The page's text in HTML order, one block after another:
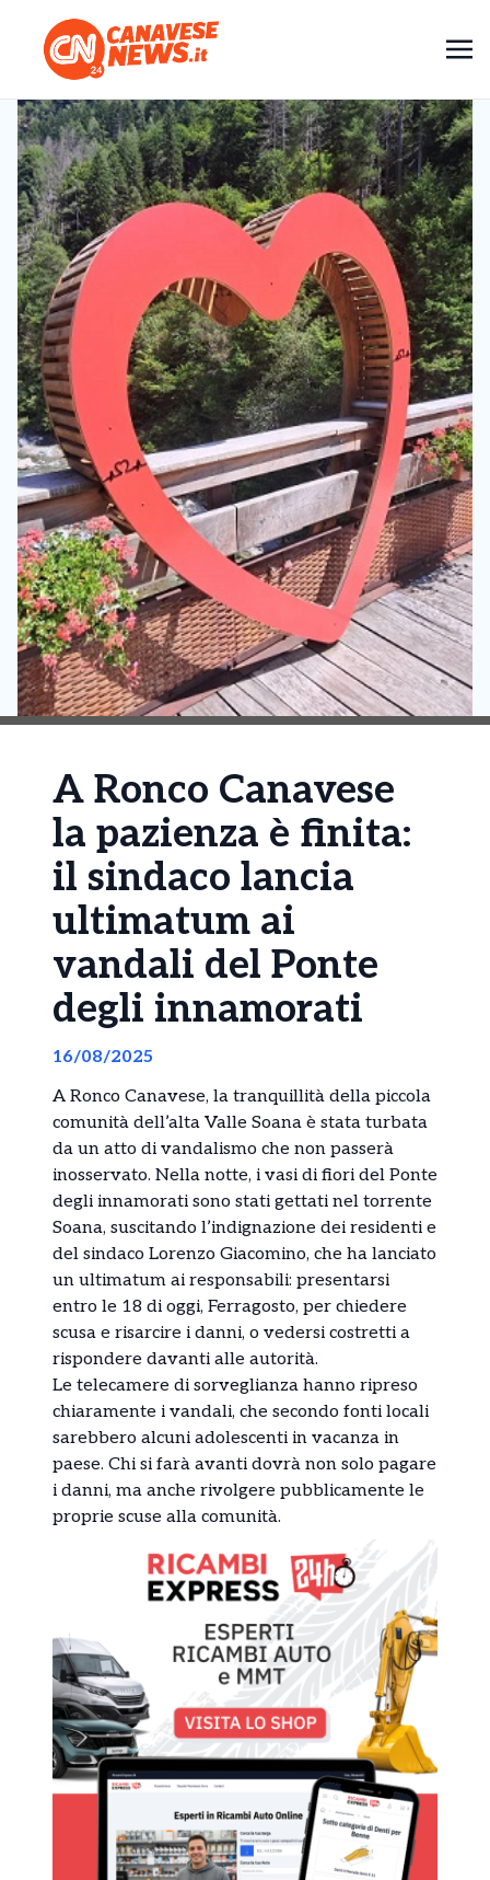
A Ronco Canavese
la pazienza è finita:
il sindaco lancia
ultimatum ai
vandali del Ponte
degli innamorati
16/08/2025
A Ronco Canavese, la tranquillità della piccola
comunità dell’alta Valle Soana è stata turbata
da un atto di vandalismo che non passerà
inosservato. Nella notte, i vasi di fiori del Ponte
degli innamorati sono stati gettati nel torrente
Soana, suscitando l’indignazione dei residenti e
del sindaco Lorenzo Giacomino, che ha lanciato
un ultimatum ai responsabili: presentarsi
entro le 18 di oggi, Ferragosto, per chiedere
scusa e risarcire i danni, o vedersi costretti a
rispondere davanti alle autorità.
Le telecamere di sorveglianza hanno ripreso
chiaramente i vandali, che secondo fonti locali
sarebbero alcuni adolescenti in vacanza in
paese. Chi si farà avanti dovrà non solo pagare
i danni, ma anche rivolgere pubblicamente le
proprie scuse alla comunità.